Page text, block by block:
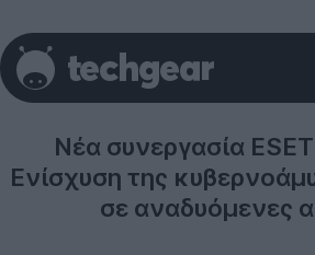
Νέα συνεργασία
Ενίσχυση της
σε αναδυόμενες